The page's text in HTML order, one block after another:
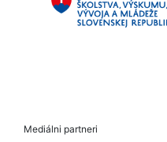
Mediálni partneri